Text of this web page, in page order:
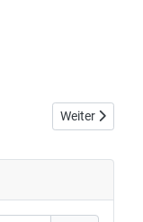
U15/U19 inNächster
Weiter